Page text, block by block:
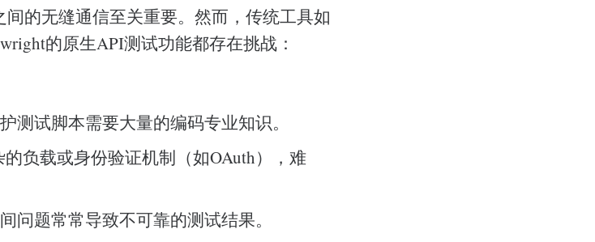
的无缝通信至关重要。然而，传统工具如
的原生API测试功能都存在挑战：
测试脚本需要大量的编码专业知识。
的负载或身份验证机制（如OAuth），难
问题常常导致不可靠的测试结果。